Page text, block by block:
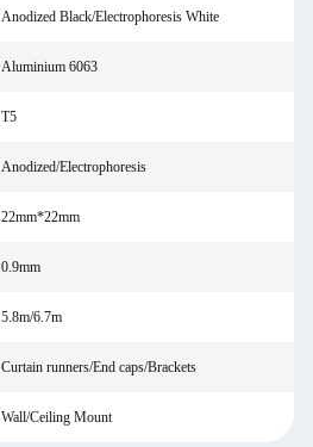
Anodized Black/Electrophoresis White
Aluminium 6063
T5
Anodized/Electrophoresis
22mm*22mm
0.9mm
5.8m/6.7m
Curtain runners/End caps/Brackets
Wall/Ceiling Mount